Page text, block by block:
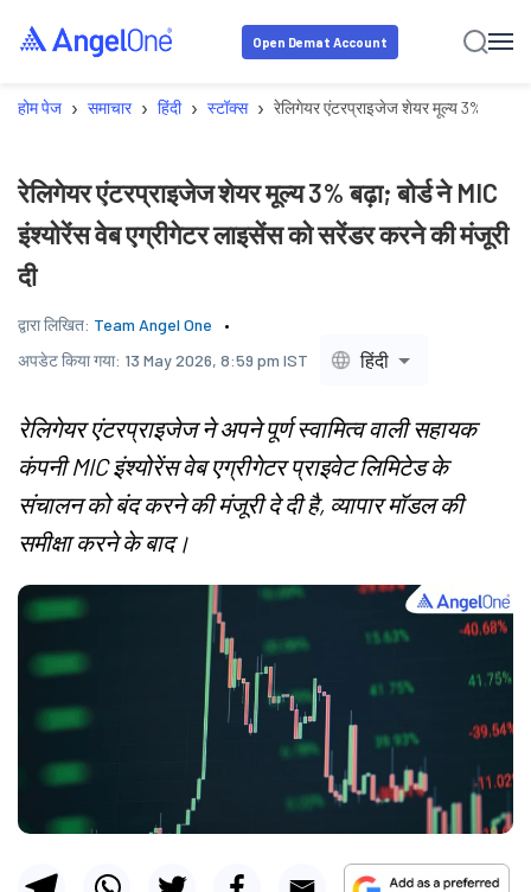
Open Demat Account
होम पेज › समाचार › हिंदी › स्टॉक्स › रेलिगेयर एंटरप्राइजेज शेयर मूल्य 3% बढ़ा;
रेलिगेयर एंटरप्राइजेज शेयर मूल्य 3% बढ़ा; बोर्ड ने MIC
इंश्योरेंस वेब एग्रीगेटर लाइसेंस को सरेंडर करने की मंजूरी
दी
द्वारा लिखित: Team Angel One
अपडेट किया गया: 13 May 2026, 8:59 pm IST हिंदी
रेलिगेयर एंटरप्राइजेज ने अपने पूर्ण स्वामित्व वाली सहायक
कंपनी MIC इंश्योरेंस वेब एग्रीगेटर प्राइवेट लिमिटेड के
संचालन को बंद करने की मंजूरी दे दी है, व्यापार मॉडल की
समीक्षा करने के बाद।